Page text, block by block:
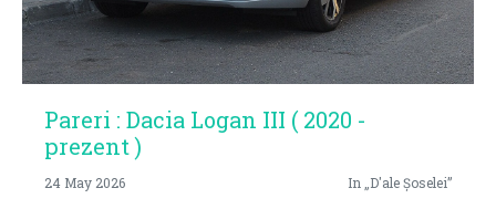
Pareri : Dacia Logan III ( 2020 -
prezent )
24 May 2026 In „D'ale Șoselei”